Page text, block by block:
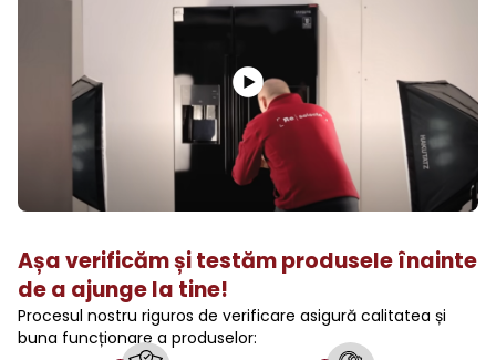
Așa verificăm și testăm produsele înainte
de a ajunge la tine!
Procesul nostru riguros de verificare asigură calitatea și
buna funcționare a produselor: